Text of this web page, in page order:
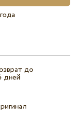
до
дней